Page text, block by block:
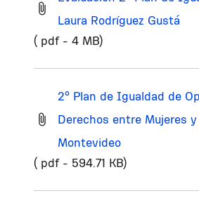
Laura Rodríguez Gustá
( pdf - 4 MB)
2º Plan de Igualdad de
Derechos entre Mujeres
Montevideo
( pdf - 594.71 KB)